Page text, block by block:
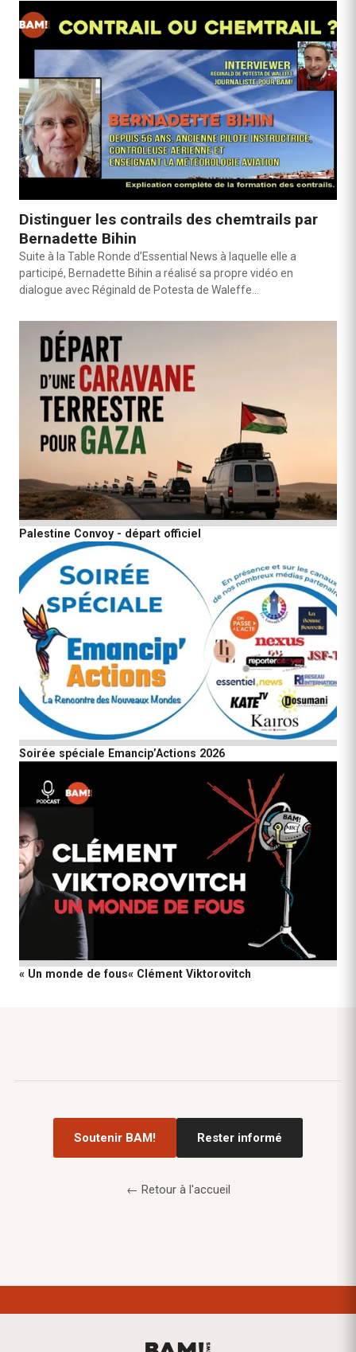
Distinguer les contrails des chemtrails par
Bernadette Bihin
Suite à la Table Ronde d’Essential News à laquelle elle a
participé, Bernadette Bihin a réalisé sa propre vidéo en
dialogue avec Réginald de Potesta de Waleffe…
Palestine Convoy - départ officiel
Soirée spéciale Emancip’Actions 2026
« Un monde de fous« Clément Viktorovitch
Soutenir BAM! Rester informé
← Retour à l'accueil